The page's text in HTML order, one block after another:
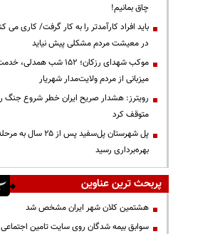
چاق بمانیم!
باید افراد کارآمدتر را به کار گرفت/ کاری می
در معیشت مردم مشکلی پیش نیاید
موکب شهدای رزکان؛ ۱۵۲ شب همدلی،
میزبانی از مردم ولایت‌مدار شهریار
رویترز: هشدار صریح ایران خطر شروع جنگ
متوقف کرد
پل شهرستان پل‌سفید پس از ۲۵ سال به
بهره‌برداری رسید
پربحث ترین عناوین
هشتمین کلان شهر ایران مشخص شد
سوابق بیمه شدگان روی سایت تامین اجتماعی